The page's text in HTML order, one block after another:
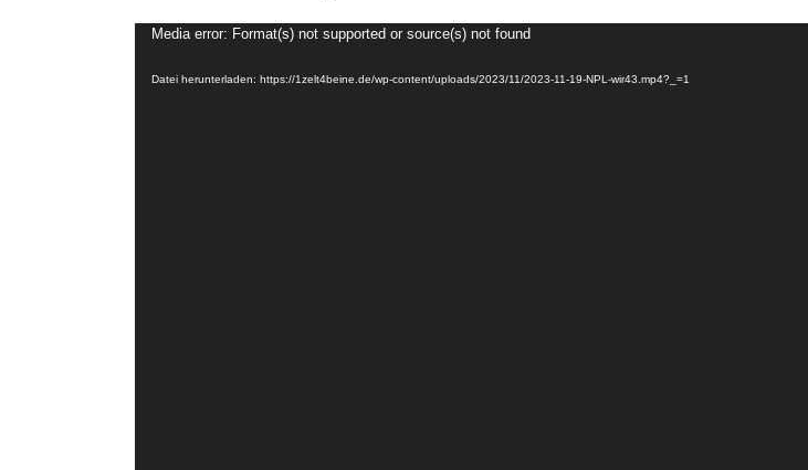
Video-
Media error: Format(s) not supported or source(s) not found
Datei herunterladen: https://1zelt4beine.de/wp-content/uploads/2023/11/2023-11-19-NPL-wir43.mp4?_=1